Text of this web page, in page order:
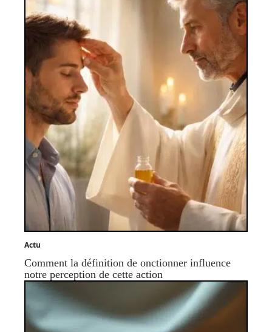
Actu
Comment la définition de onctionner influence
notre perception de cette action